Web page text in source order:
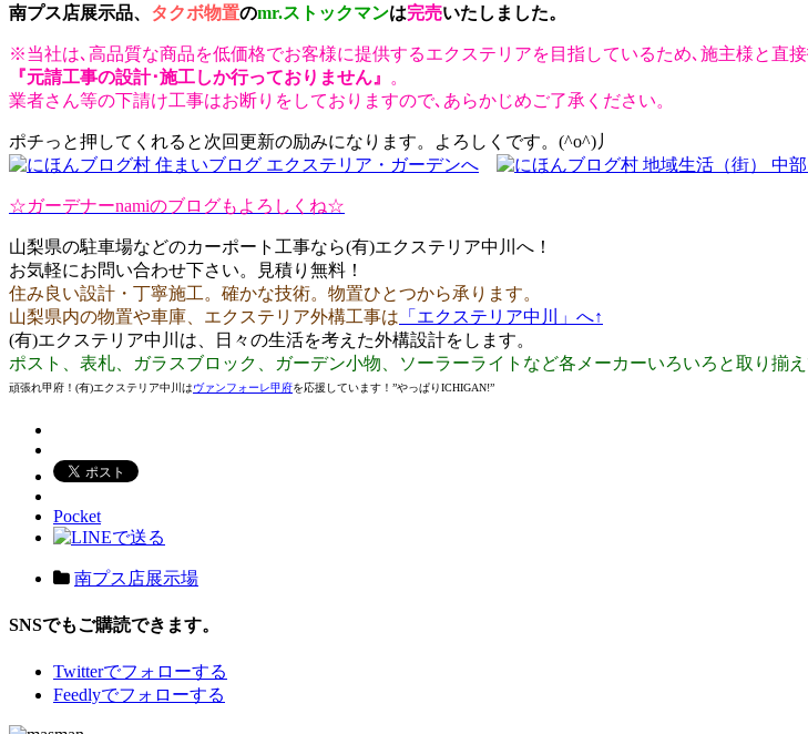
南プス店展示品、
タクボ物置のmr.ストックマンは完売いたしました。
※当社は､高品質な商品を低価格でお客様に提供するエクステリアを目指しているため､施主様と直
『元請工事の設計･施工しか行っておりません』
。
業者さん等の下請け工事はお断りをしておりますので､あらかじめご了承ください。
ポチっと押してくれると次回更新の励みになります。よろしくです。(^o^)丿
☆ガーデナーnamiのブログもよろしくね☆
山梨県の駐車場などのカーポート工事なら(有)エクステリア中川へ！
お気軽にお問い合わせ下さい。見積り無料！
住み良い設計・丁寧施工。確かな技術。物置ひとつから承ります。
山梨県内の物置や車庫、エクステリア外構工事は 「エクステリア中川」へ↑
(有)エクステリア中川は、日々の生活を考えた外構設計をします。
ポスト、表札、ガラスブロック、ガーデン小物、ソーラーライトなど各メーカーいろいろと取り揃
頑張れ甲府！(有)エクステリア中川はヴァンフォーレ甲府を応援しています！”やっぱりICHIGAN!”
Pocket
南プス店展示場
SNSでもご購読できます。
Twitterでフォローする
Feedlyでフォローする